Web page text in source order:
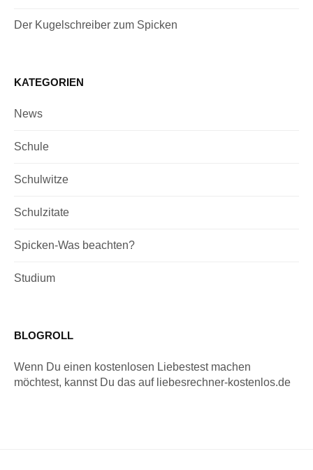
Der Kugelschreiber zum Spicken
KATEGORIEN
News
Schule
Schulwitze
Schulzitate
Spicken-Was beachten?
Studium
BLOGROLL
Wenn Du einen kostenlosen Liebestest machen
möchtest, kannst Du das auf liebesrechner-kostenlos.de